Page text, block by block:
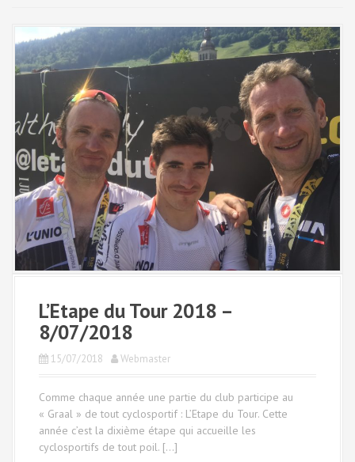
L’Etape du Tour 2018 –
8/07/2018
15/07/2018 Webmaster
Comme chaque année une partie du club participe au
« Graal » de tout cyclosportif : L’Etape du Tour. Cette
année c’est la dixième étape qui accueille les
cyclosportifs de tout poil. […]